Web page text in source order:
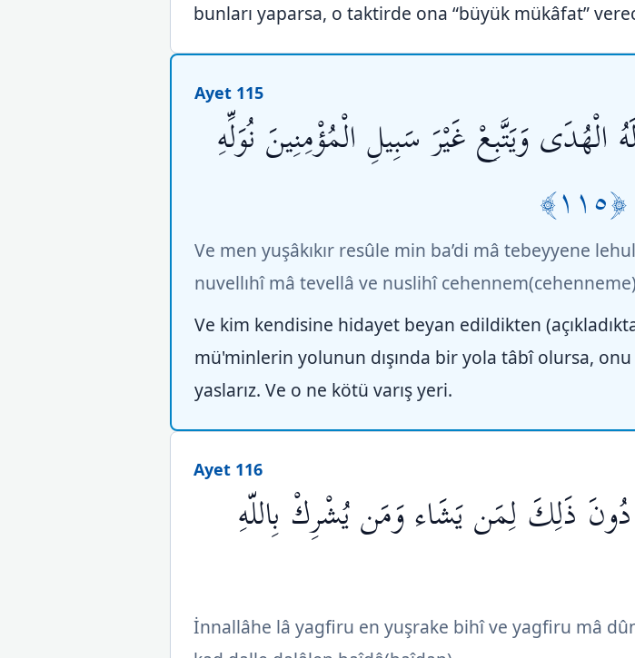
bunları yaparsa, o taktirde ona “büyük mükâfat”
Ayet 115
وَيَتَّبِعْ غَيْرَ سَبِيلِ الْمُؤْمِنِينَ نُوَلِّهِ
﴿١١٥﴾
Ve men yuşâkıkır resûle min ba’di mâ tebeyyene
nuvellıhî mâ tevellâ ve nuslihî
Ve kim kendisine hidayet beyan edildikten
mü'minlerin yolunun dışında bir yola tâbî olursa,
yaslarız. Ve o ne kötü varış yeri.
Ayet 116
دُونَ ذَلِكَ لِمَن يَشَاء وَمَن يُشْرِكْ بِاللّهِ
İnnallâhe lâ yagfiru en yuşrake bihî ve yagfiru mâ